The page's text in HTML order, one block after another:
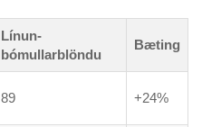
Línun-
bómullarblöndu
Bæting
89 +24%